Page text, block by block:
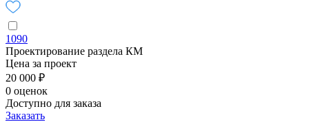
1090
Проектирование раздела КМ
Цена за проект
20 000 ₽
0 оценок
Доступно для заказа
Заказать